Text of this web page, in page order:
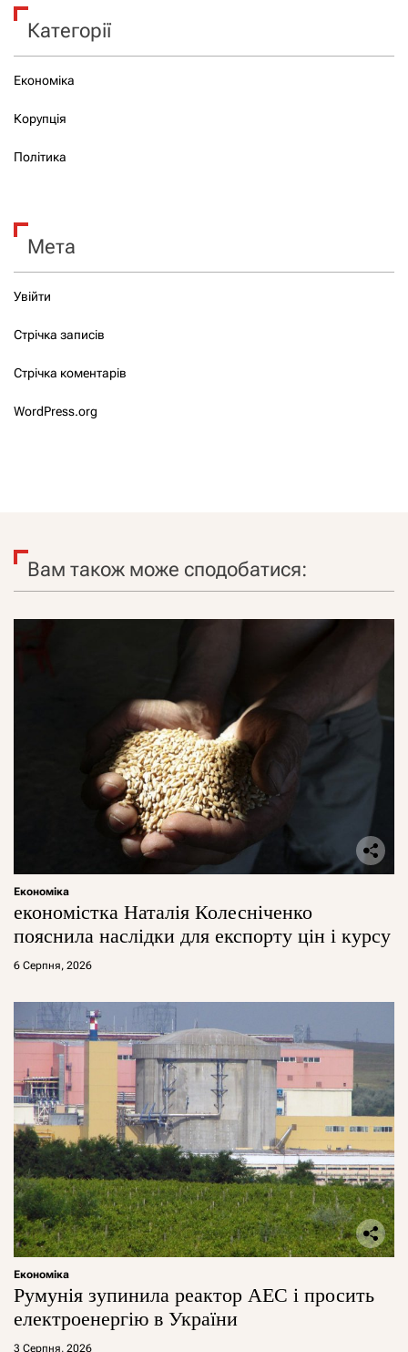
Категорії
Економіка
Корупція
Політика
Мета
Увійти
Стрічка записів
Стрічка коментарів
WordPress.org
Вам також може сподобатися:
Економіка
економістка Наталія Колесніченко
пояснила наслідки для експорту цін і курсу
6 Серпня, 2026
Економіка
Румунія зупинила реактор АЕС і просить
електроенергію в України
3 Серпня, 2026